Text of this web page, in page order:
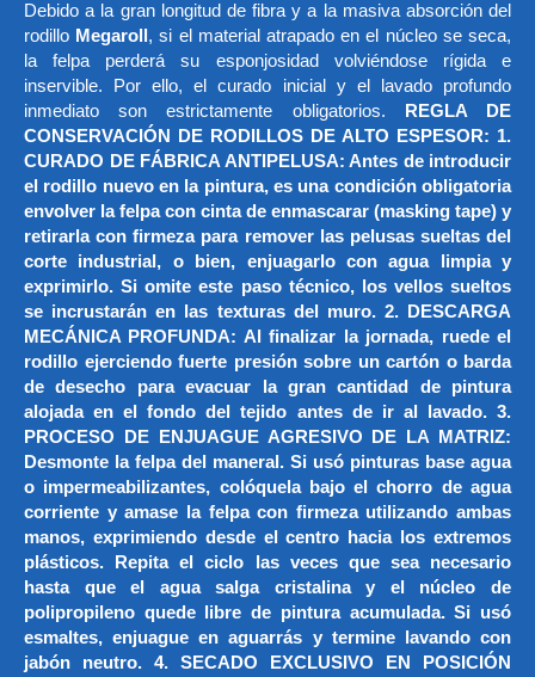
Debido a la gran longitud de fibra y a la masiva absorción del
rodillo Megaroll , si el material atrapado en el núcleo se seca,
la felpa perderá su esponjosidad volviéndose rígida e
inservible. Por ello, el curado inicial y el lavado profundo
inmediato son estrictamente obligatorios.
REGLA DE
CONSERVACIÓN DE RODILLOS DE ALTO ESPESOR: 1.
CURADO DE FÁBRICA ANTIPELUSA: Antes de introducir
el rodillo nuevo en la pintura, es una condición obligatoria
envolver la felpa con cinta de enmascarar (masking tape) y
retirarla con firmeza para remover las pelusas sueltas del
corte industrial, o bien, enjuagarlo con agua limpia y
exprimirlo. Si omite este paso técnico, los vellos sueltos
se incrustarán en las texturas del muro. 2. DESCARGA
MECÁNICA PROFUNDA: Al finalizar la jornada, ruede el
rodillo ejerciendo fuerte presión sobre un cartón o barda
de desecho para evacuar la gran cantidad de pintura
alojada en el fondo del tejido antes de ir al lavado. 3.
PROCESO DE ENJUAGUE AGRESIVO DE LA MATRIZ:
Desmonte la felpa del maneral. Si usó pinturas base agua
o impermeabilizantes, colóquela bajo el chorro de agua
corriente y amase la felpa con firmeza utilizando ambas
manos, exprimiendo desde el centro hacia los extremos
plásticos. Repita el ciclo las veces que sea necesario
hasta que el agua salga cristalina y el núcleo de
polipropileno quede libre de pintura acumulada. Si usó
esmaltes, enjuague en aguarrás y termine lavando con
jabón neutro. 4. SECADO EXCLUSIVO EN POSICIÓN